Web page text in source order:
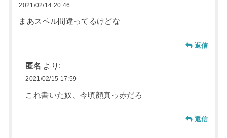
2021/02/14 20:46
まあスペル間違ってるけどな
返信
匿名 より:
2021/02/15 17:59
これ書いた奴、今頃顔真っ赤だろ
返信